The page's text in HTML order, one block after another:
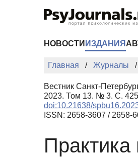
НОВОСТИ ИЗДАНИЯ
Главная Журналы
Вестник Санкт-
2023. Том 13. № 3. С.
doi:10.21638/
ISSN: 2658-3607 / 2658-
Практика